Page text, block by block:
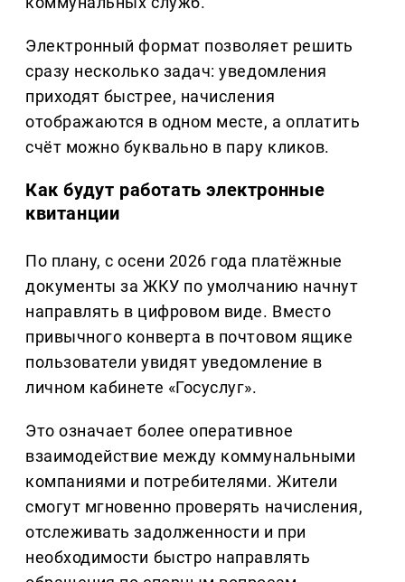
Электронный формат позволяет решить
сразу несколько задач: уведомления
приходят быстрее, начисления
отображаются в одном месте, а оплатить
счёт можно буквально в пару кликов.
Как будут работать электронные
квитанции
По плану, с осени 2026 года платёжные
документы за ЖКУ по умолчанию начнут
направлять в цифровом виде. Вместо
привычного конверта в почтовом ящике
пользователи увидят уведомление в
личном кабинете «Госуслуг».
Это означает более оперативное
взаимодействие между коммунальными
компаниями и потребителями. Жители
смогут мгновенно проверять начисления,
отслеживать задолженности и при
необходимости быстро направлять